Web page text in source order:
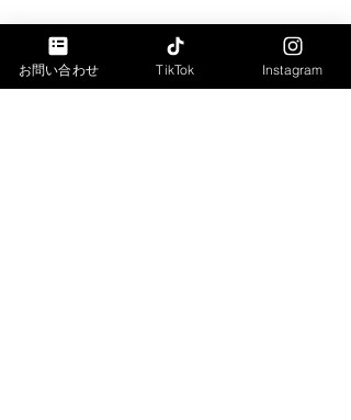
お問い合わせ TikTok Instagram